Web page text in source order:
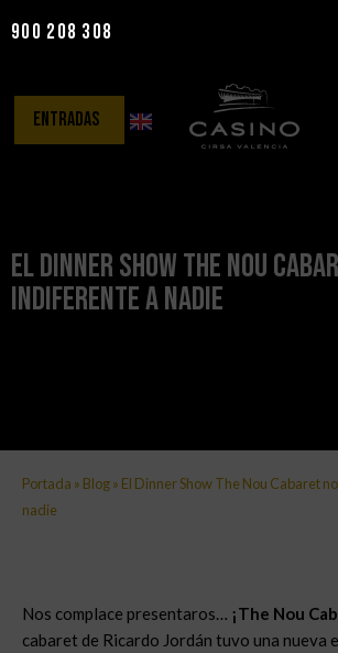
contenido
900 208 308
entradas
El Dinner Show The Nou
indiferente a nadie
Portada » Blog» El Dinner Show The Nou Cabaret
nadie
Nos complace presentaros… ¡The Nou
cabaret de Ricardo Jordán tuvo una nueva